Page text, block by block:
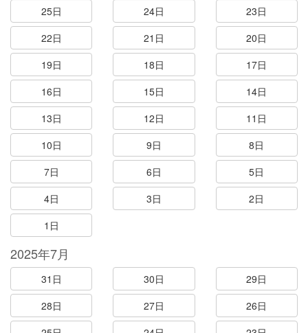
25日
24日
23日
22日
21日
20日
19日
18日
17日
16日
15日
14日
13日
12日
11日
10日
9日
8日
7日
6日
5日
4日
3日
2日
1日
2025年7月
31日 30日
29日
28日
27日
26日